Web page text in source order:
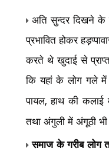
अति सुन्दर दिखने के
प्रभावित होकर
करते थे खुदाई से
कि यहां के लोग गले में
पायल,हाथ की
तथा अंगुली में अंगूठी
समाज के गरीब लोग